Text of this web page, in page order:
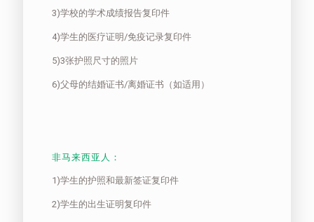
3)学校的学术成绩报告复印件
4)学生的医疗证明/免疫记录复印件
5)3张护照尺寸的照片
6)父母的结婚证书/离婚证书（如适用）
非马来西亚人：
1)学生的护照和最新签证复印件
2)学生的出生证明复印件